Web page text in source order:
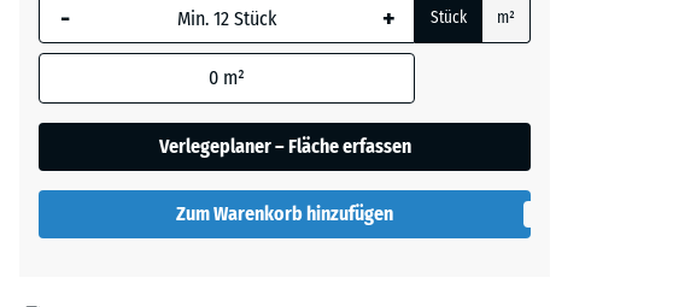
Granit
Englischer
Feuersglut
- + Stück m²
0 m²
Verlegeplaner – Fläche erfassen
Zum Warenkorb hinzufügen